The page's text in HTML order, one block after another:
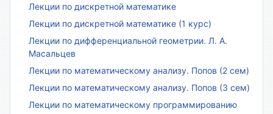
Лекции по дискретной математике
Лекции по дискретной математике (1 курс)
Лекции по дифференциальной геометрии. Л. А.
Масальцев
Лекции по математическому анализу. Попов (2 сем)
Лекции по математическому анализу. Попов (3 сем)
Лекции по математическому программированию